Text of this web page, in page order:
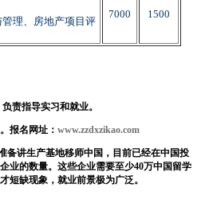
理、房地产项目评
7000 1500
责指导实习和就业。
报名网址： www.zzdxzikao.com
讲生产基地移师中国，目前已经在中国投
业的数量。这些企业需要至少40万中国留学
短缺现象，就业前景极为广泛。